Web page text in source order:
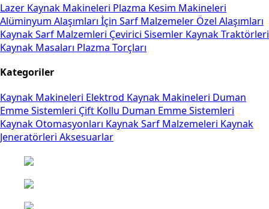
Lazer Kaynak Makineleri Plazma Kesim Makineleri
Alüminyum Alaşımları İçin Sarf Malzemeler Özel Alaşımları
Kaynak Sarf Malzemleri Çevirici Sisemler Kaynak Traktörleri
Kaynak Masaları Plazma Torçları
Kategoriler
Kaynak Makineleri Elektrod Kaynak Makineleri Duman
Emme Sistemleri Çift Kollu Duman Emme Sistemleri
Kaynak Otomasyonları Kaynak Sarf Malzemeleri Kaynak
Jeneratörleri Aksesuarlar